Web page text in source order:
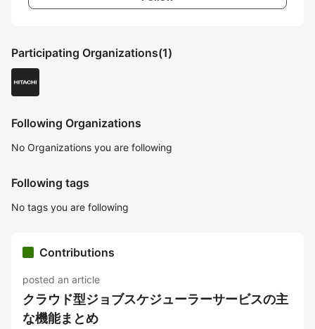
Participating Organizations(1)
Following Organizations
No Organizations you are following
Following tags
No tags you are following
Contributions
posted an article
クラウド型ジョブスケジューラーサービスの主
な機能まとめ